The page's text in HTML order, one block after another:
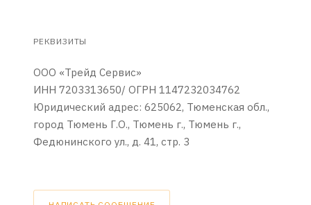
РЕКВИЗИТЫ
ООО «Трейд Сервис»
ИНН 7203313650/ ОГРН 1147232034762
Юридический адрес: 625062, Тюменская обл.,
город Тюмень Г.О., Тюмень г., Тюмень г.,
Федюнинского ул., д. 41, стр. 3